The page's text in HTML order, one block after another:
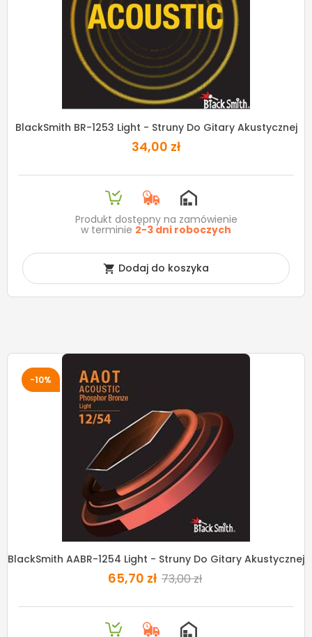
BlackSmith BR-1253 Light - Struny Do Gitary Akustycznej
34,00 zł
Produkt dostępny na zamówienie
w terminie 2-3 dni roboczych
 Dodaj do koszyka
-10%
BlackSmith AABR-1254 Light - Struny Do Gitary Akustycznej
65,70 zł 73,00 zł